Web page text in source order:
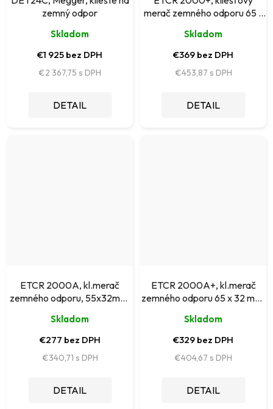
zemný odpor
Skladom
€1 925 bez DPH
€2 367,75
DETAIL
merač zemného odporu 65 x
Skladom
€369 bez DPH
€453,87
DETAIL
ETCR 2000A, kl.merač
zemného odporu, 55x32mm,
Skladom
€277 bez DPH
€340,71
DETAIL
ETCR 2000A+, kl.merač
zemného odporu 65 x 32 mm,
Skladom
€329 bez DPH
€404,67
DETAIL